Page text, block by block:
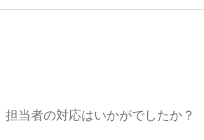
当者の対応はいかがでしたか？